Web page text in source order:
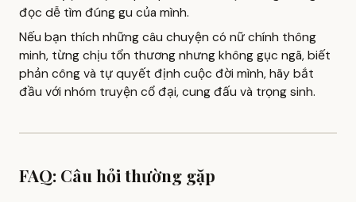
đọc dễ tìm đúng gu của mình.
Nếu bạn thích những câu chuyện có nữ chính thông
minh, từng chịu tổn thương nhưng không gục ngã, biết
phản công và tự quyết định cuộc đời mình, hãy bắt
đầu với nhóm truyện cổ đại, cung đấu và trọng sinh.
FAQ: Câu hỏi thường gặp